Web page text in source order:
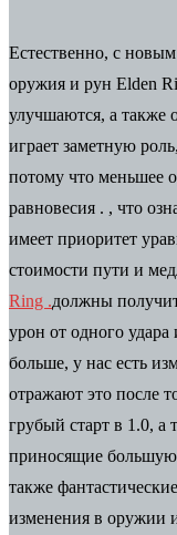
Естественно, с
оружия и рун Elden
улучшаются, а также
играет заметную
потому что меньшее
равновесия . , что
имеет приоритет
стоимости пути и
Ring .должны
урон от одного
больше, у нас есть
отражают это после
грубый старт в 1.0,
приносящие
также
изменения в оружии